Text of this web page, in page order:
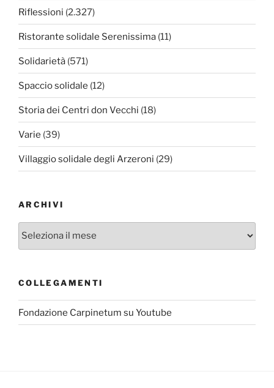
Riflessioni (2.327)
Ristorante solidale Serenissima (11)
Solidarietà (571)
Spaccio solidale (12)
Storia dei Centri don Vecchi (18)
Varie (39)
Villaggio solidale degli Arzeroni (29)
ARCHIVI
Archivi
COLLEGAMENTI
Fondazione Carpinetum su Youtube